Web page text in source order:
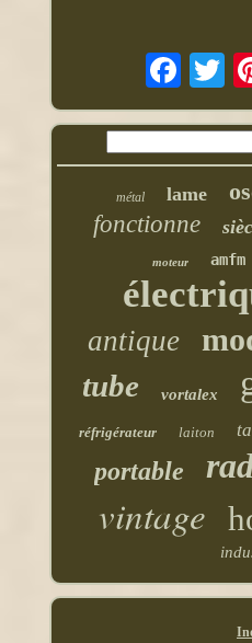
métal lame
fonctionne
moteur amfm
antique
tube vortalex
réfrigérateur laiton
portable
vintage